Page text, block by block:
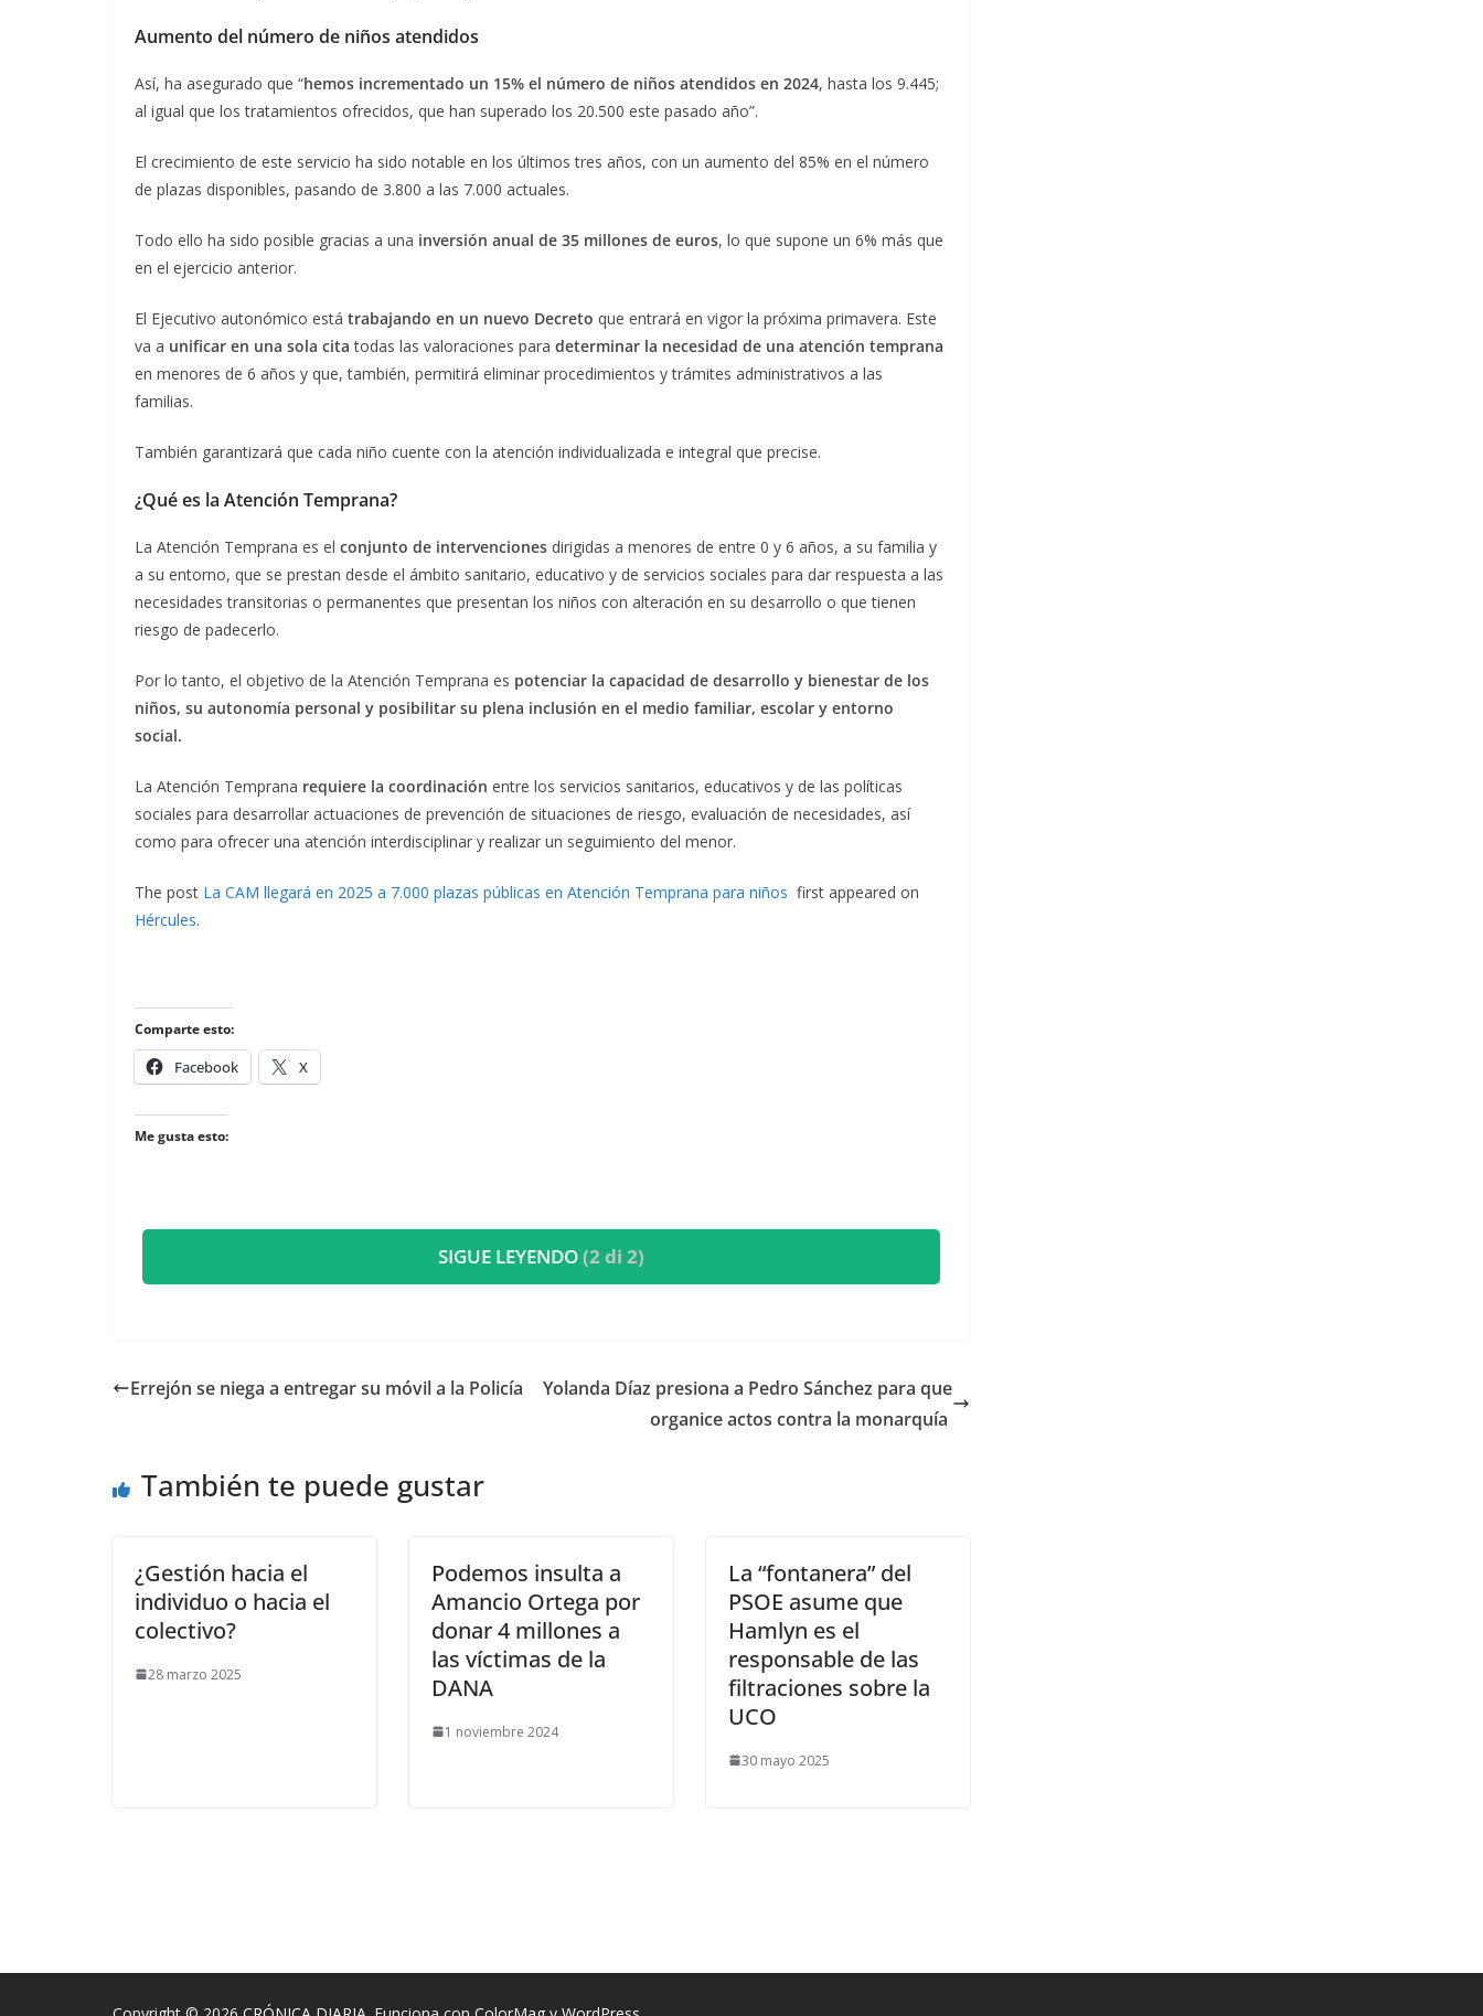
Aumento del número de niños atendidos
Así, ha asegurado que “hemos incrementado un 15% el número de niños atendidos en 2024, hasta los 9.445;
al igual que los tratamientos ofrecidos, que han superado los 20.500 este pasado año”.
El crecimiento de este servicio ha sido notable en los últimos tres años, con un aumento del 85% en el número
de plazas disponibles, pasando de 3.800 a las 7.000 actuales.
Todo ello ha sido posible gracias a una inversión anual de 35 millones de euros, lo que supone un 6% más que
en el ejercicio anterior.
El Ejecutivo autonómico está trabajando en un nuevo Decreto que entrará en vigor la próxima primavera. Este
va a unificar en una sola cita todas las valoraciones para determinar la necesidad de una atención temprana
en menores de 6 años y que, también, permitirá eliminar procedimientos y trámites administrativos a las
familias.
También garantizará que cada niño cuente con la atención individualizada e integral que precise.
¿Qué es la Atención Temprana?
La Atención Temprana es el conjunto de intervenciones dirigidas a menores de entre 0 y 6 años, a su familia y
a su entorno, que se prestan desde el ámbito sanitario, educativo y de servicios sociales para dar respuesta a las
necesidades transitorias o permanentes que presentan los niños con alteración en su desarrollo o que tienen
riesgo de padecerlo.
Por lo tanto, el objetivo de la Atención Temprana es potenciar la capacidad de desarrollo y bienestar de los
niños, su autonomía personal y posibilitar su plena inclusión en el medio familiar, escolar y entorno
social.
La Atención Temprana requiere la coordinación entre los servicios sanitarios, educativos y de las políticas
sociales para desarrollar actuaciones de prevención de situaciones de riesgo, evaluación de necesidades, así
como para ofrecer una atención interdisciplinar y realizar un seguimiento del menor.
The post La CAM llegará en 2025 a 7.000 plazas públicas en Atención Temprana para niños first appeared on
Hércules.
Comparte esto:
Facebook X
Me gusta esto:
SIGUE LEYENDO(2 di 2)
Errejón se niega a entregar su móvil a la Policía
Yolanda Díaz presiona a Pedro Sánchez para que
organice actos contra la monarquía
También te puede gustar
¿Gestión hacia el
individuo o hacia el
colectivo?
28 marzo 2025
Podemos insulta a
Amancio Ortega por
donar 4 millones a
las víctimas de la
DANA
1 noviembre 2024
La “fontanera” del
PSOE asume que
Hamlyn es el
responsable de las
filtraciones sobre la
UCO
30 mayo 2025